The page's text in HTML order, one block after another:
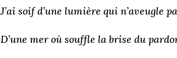
J’ai soif d’une lumière qui n’aveugle
D’une mer où souffle la brise du